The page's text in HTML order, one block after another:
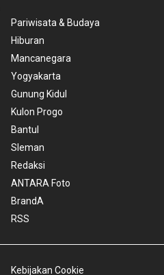
Pariwisata & Budaya
Hiburan
Mancanegara
Yogyakarta
Gunung Kidul
Kulon Progo
Bantul
Sleman
Redaksi
ANTARA Foto
BrandA
RSS
Kebijakan Cookie